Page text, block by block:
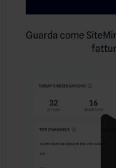
Guarda come